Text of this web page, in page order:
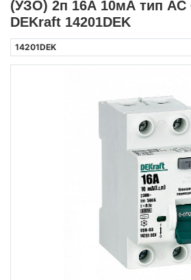
(УЗО) 2п 16А 10мА тип
DEKraft 14201DEK
14201DEK